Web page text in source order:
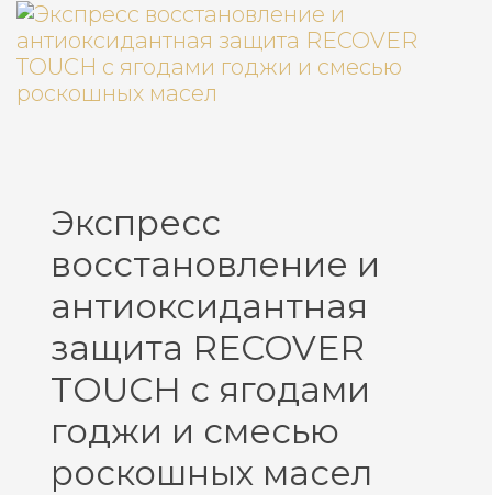
Экспресс
восстановление и
антиоксидантная
защита RECOVER
TOUCH с ягодами
годжи и смесью
роскошных масел